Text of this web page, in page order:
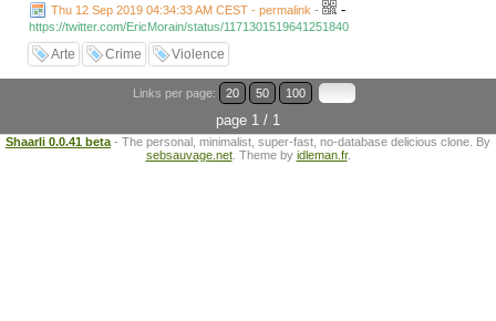
Thu 12 Sep 2019 04:34:33 AM CEST - permalink - -
https://twitter.com/EricMorain/status/1171301519641251840
Arte Crime Violence
Links per page: 20 50 100
page 1 / 1
Shaarli 0.0.41 beta - The personal, minimalist, super-fast, no-database delicious clone. By
sebsauvage.net. Theme by idleman.fr.